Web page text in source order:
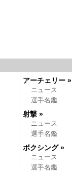
アーチェリー »
ニュース
選手名鑑
射撃 »
ニュース
選手名鑑
ボクシング »
ニュース
選手名鑑